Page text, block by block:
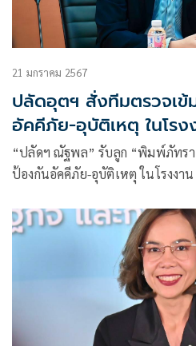
21 มกราคม 2567
ปลัดอุตฯ สั่งทีมตรวจเข้
อัคคีภัย-อุบัติเหตุ ในโรง
“ปลัดฯ ณัฐพล” รับลูก “พิมพ์ภัทรา
ป้องกันอัคคีภัย-อุบัติเหตุ ในโรงงาน